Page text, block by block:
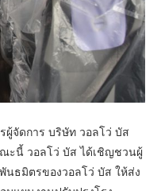
ผู้จัดการ บริษัท วอลโว่ บัส
ณะนี้ วอลโว่ บัส ได้เชิญชวนผู้
นธมิตรของวอลโว่ บัส ให้ส่ง